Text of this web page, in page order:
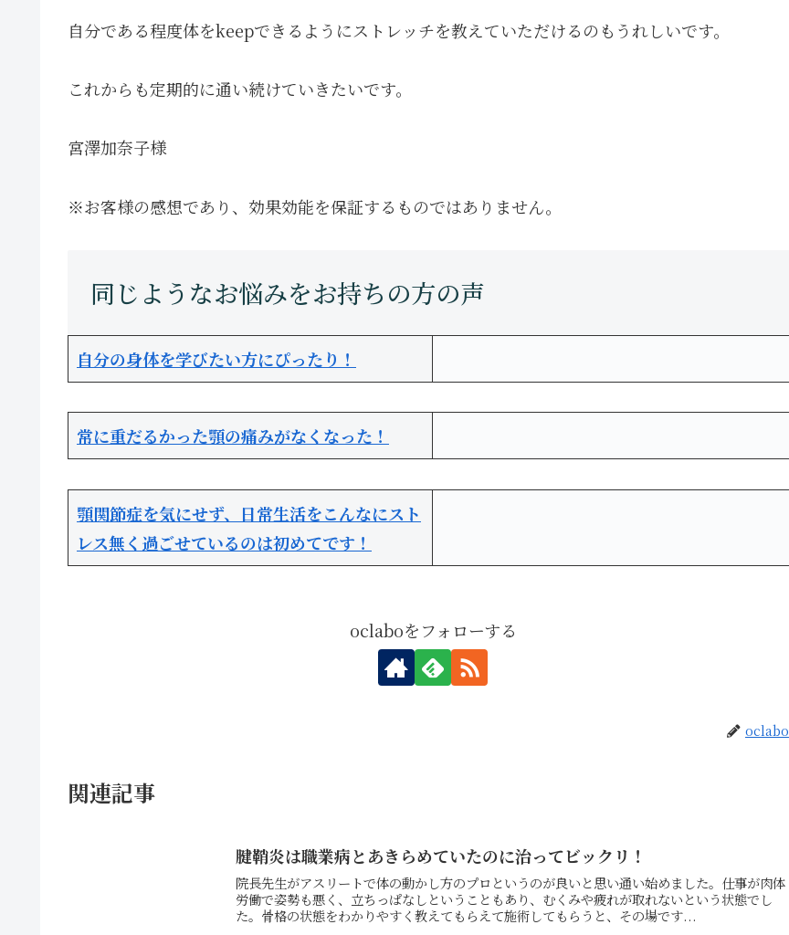
自分である程度体をkeepできるようにストレッチを教えていただけるのもうれしいです。
これからも定期的に通い続けていきたいです。
宮澤加奈子様
※お客様の感想であり、効果効能を保証するものではありません。
自分の身体を学びたい方にぴったり！
常に重だるかった顎の痛みがなくなった！
顎関節症を気にせず、日常生活をこんなにスト
レス無く過ごせているのは初めてです！
oclaboをフォローする
oclabo
関連記事
腱鞘炎は職業病とあきらめていたのに治ってビックリ！
院長先生がアスリートで体の動かし方のプロというのが良いと思い通い始めました。仕事が肉体
労働で姿勢も悪く、立ちっぱなしということもあり、むくみや疲れが取れないという状態でし
た。骨格の状態をわかりやすく教えてもらえて施術してもらうと、その場です...